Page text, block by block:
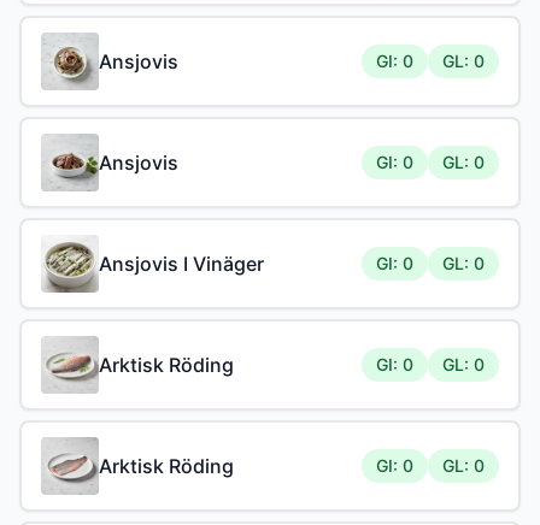
Ansjovis GI: 0 GL: 0
Ansjovis GI: 0 GL: 0
Ansjovis I Vinäger GI: 0 GL: 0
Arktisk Röding GI: 0 GL: 0
Arktisk Röding GI: 0 GL: 0